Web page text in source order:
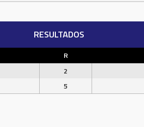
RESULTADOS
R
2
5